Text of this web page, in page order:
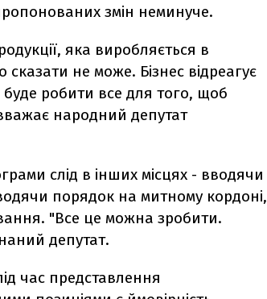
змін неминуче.
яка виробляється в
сказати не може. Бізнес відреагує
буде робити все для того, щоб
народний депутат
слід в інших місцях - вводячи
порядок на митному кордоні,
"Все це можна зробити.
депутат.
час представлення